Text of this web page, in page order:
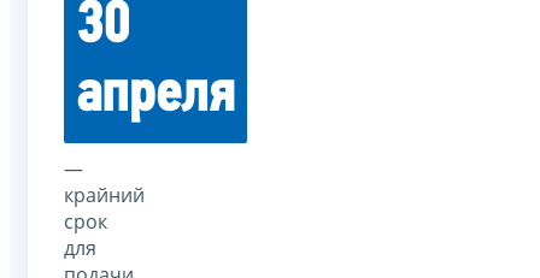
30
апреля
—
крайний
срок
для